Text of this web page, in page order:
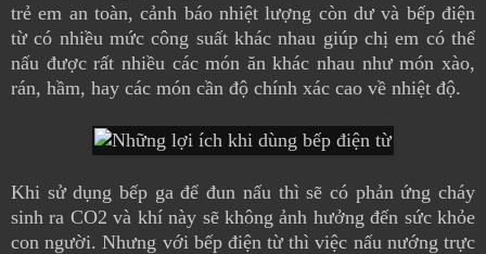
trẻ em an toàn, cảnh báo nhiệt lượng còn dư và bếp điện
từ có nhiều mức công suất khác nhau giúp chị em có thể
nấu được rất nhiều các món ăn khác nhau như món xào,
rán, hầm, hay các món cần độ chính xác cao về nhiệt độ.
Khi sử dụng bếp ga để đun nấu thì sẽ có phản ứng cháy
sinh ra CO2 và khí này sẽ không ảnh hưởng đến sức khỏe
con người. Nhưng với bếp điện từ thì việc nấu nướng trực